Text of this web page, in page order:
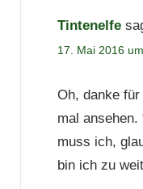
Tintenelfe
17. Mai 2016
Oh, danke
mal ansehen.
muss ich,
bin ich zu